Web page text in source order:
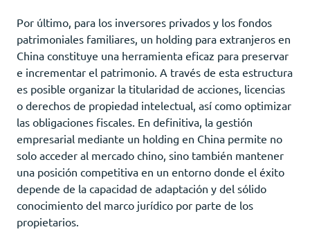
Por último, para los inversores privados y los fondos
patrimoniales familiares, un holding para extranjeros en
China constituye una herramienta eficaz para preservar
e incrementar el patrimonio. A través de esta estructura
es posible organizar la titularidad de acciones, licencias
o derechos de propiedad intelectual, así como optimizar
las obligaciones fiscales. En definitiva, la gestión
empresarial mediante un holding en China permite no
solo acceder al mercado chino, sino también mantener
una posición competitiva en un entorno donde el éxito
depende de la capacidad de adaptación y del sólido
conocimiento del marco jurídico por parte de los
propietarios.